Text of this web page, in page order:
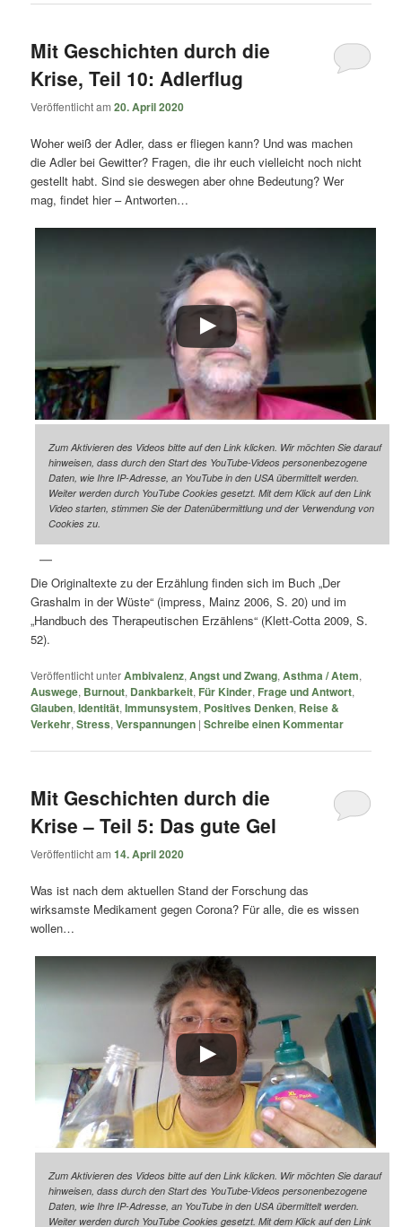
Mit Geschichten durch die
Krise, Teil 10: Adlerflug
Veröffentlicht am20. April 2020
Woher weiß der Adler, dass er fliegen kann? Und was machen
die Adler bei Gewitter? Fragen, die ihr euch vielleicht noch nicht
gestellt habt. Sind sie deswegen aber ohne Bedeutung? Wer
mag, findet hier – Antworten…
Zum Aktivieren des Videos bitte auf den Link klicken. Wir möchten Sie darauf
hinweisen, dass durch den Start des YouTube-Videos personenbezogene
Daten, wie Ihre IP-Adresse, an YouTube in den USA übermittelt werden.
Weiter werden durch YouTube Cookies gesetzt. Mit dem Klick auf den Link
Video starten, stimmen Sie der Datenübermittlung und der Verwendung von
Cookies zu.
Die Originaltexte zu der Erzählung finden sich im Buch „Der
Grashalm in der Wüste“ (impress, Mainz 2006, S. 20) und im
„Handbuch des Therapeutischen Erzählens“ (Klett-Cotta 2009, S.
52).
Veröffentlicht unterAmbivalenz,Angst und Zwang,Asthma / Atem,
Auswege, Burnout, Dankbarkeit, Für Kinder, Frage und Antwort,
Glauben,Identität,Immunsystem, Positives Denken, Reise &
Verkehr,Stress,Verspannungen |Schreibe einen Kommentar
Mit Geschichten durch die
Krise – Teil 5: Das gute Gel
Veröffentlicht am14. April 2020
Was ist nach dem aktuellen Stand der Forschung das
wirksamste Medikament gegen Corona? Für alle, die es wissen
wollen…
Zum Aktivieren des Videos bitte auf den Link klicken. Wir möchten Sie darauf
hinweisen, dass durch den Start des YouTube-Videos personenbezogene
Daten, wie Ihre IP-Adresse, an YouTube in den USA übermittelt werden.
Weiter werden durch YouTube Cookies gesetzt. Mit dem Klick auf den Link